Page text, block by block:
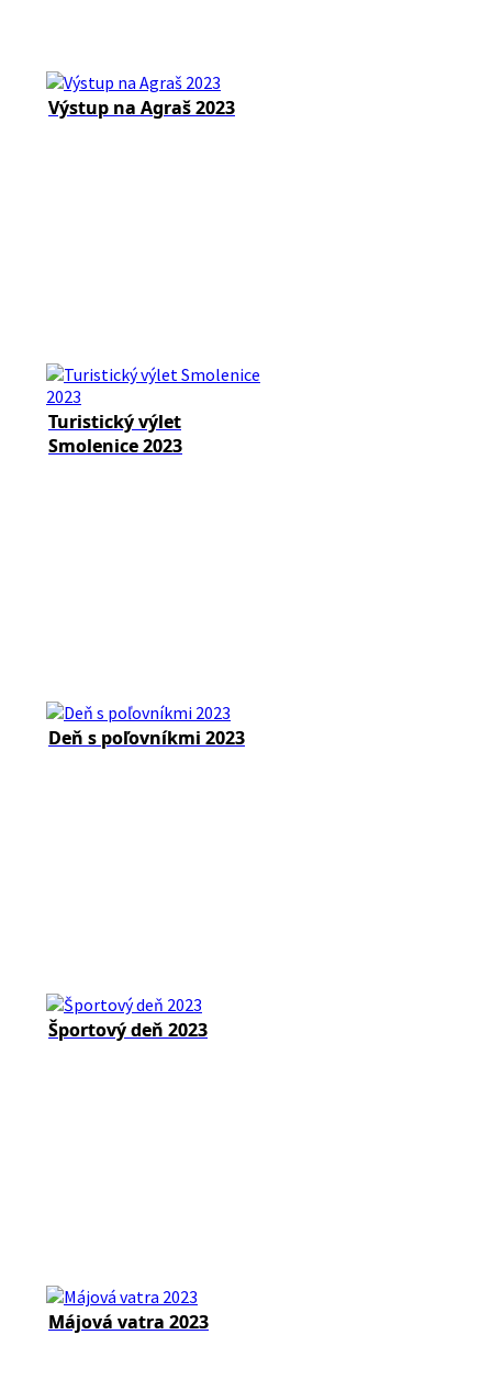
Výstup na Agraš 2023
Turistický výlet
Smolenice 2023
Deň s poľovníkmi 2023
Športový deň 2023
Májová vatra 2023